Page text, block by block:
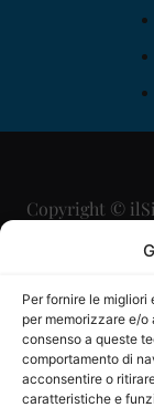
Per fornire le
per memorizzare e/
consenso a queste
comportamento di
acconsentire o
caratteristiche e
Copyright ©